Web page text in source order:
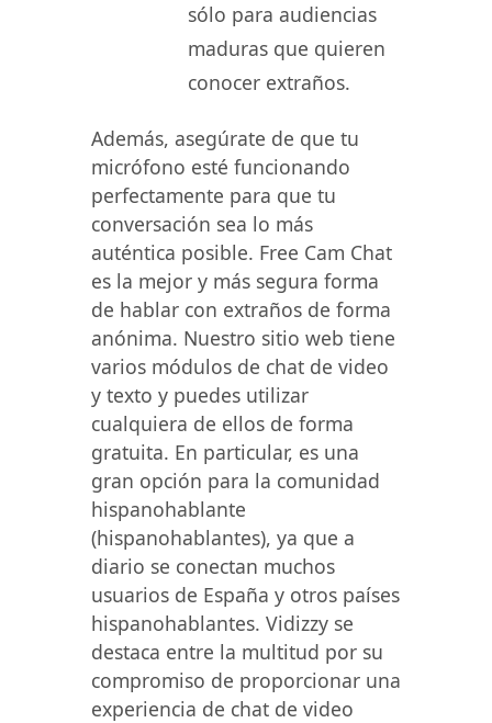
sólo para audiencias
maduras que quieren
conocer extraños.
Además, asegúrate de que tu
micrófono esté funcionando
perfectamente para que tu
conversación sea lo más
auténtica posible. Free Cam Chat
es la mejor y más segura forma
de hablar con extraños de forma
anónima. Nuestro sitio web tiene
varios módulos de chat de video
y texto y puedes utilizar
cualquiera de ellos de forma
gratuita. En particular, es una
gran opción para la comunidad
hispanohablante
(hispanohablantes), ya que a
diario se conectan muchos
usuarios de España y otros países
hispanohablantes. Vidizzy se
destaca entre la multitud por su
compromiso de proporcionar una
experiencia de chat de video